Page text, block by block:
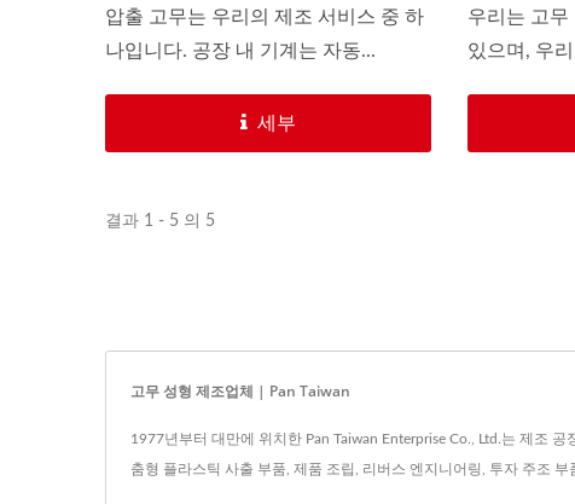
압출 고무는 우리의 제조 서비스 중 하
나입니다. 공장 내 기계는 자동...
세부
우리는 고무
있으며, 우
결과 1 - 5 의 5
고무 성형 제조업체 | Pan Taiwan
1977년부터 대만에 위치한 Pan Taiwan Enterprise Co., Ltd.는 제조
춤형 플라스틱 사출 부품, 제품 조립, 리버스 엔지니어링, 투자 주조